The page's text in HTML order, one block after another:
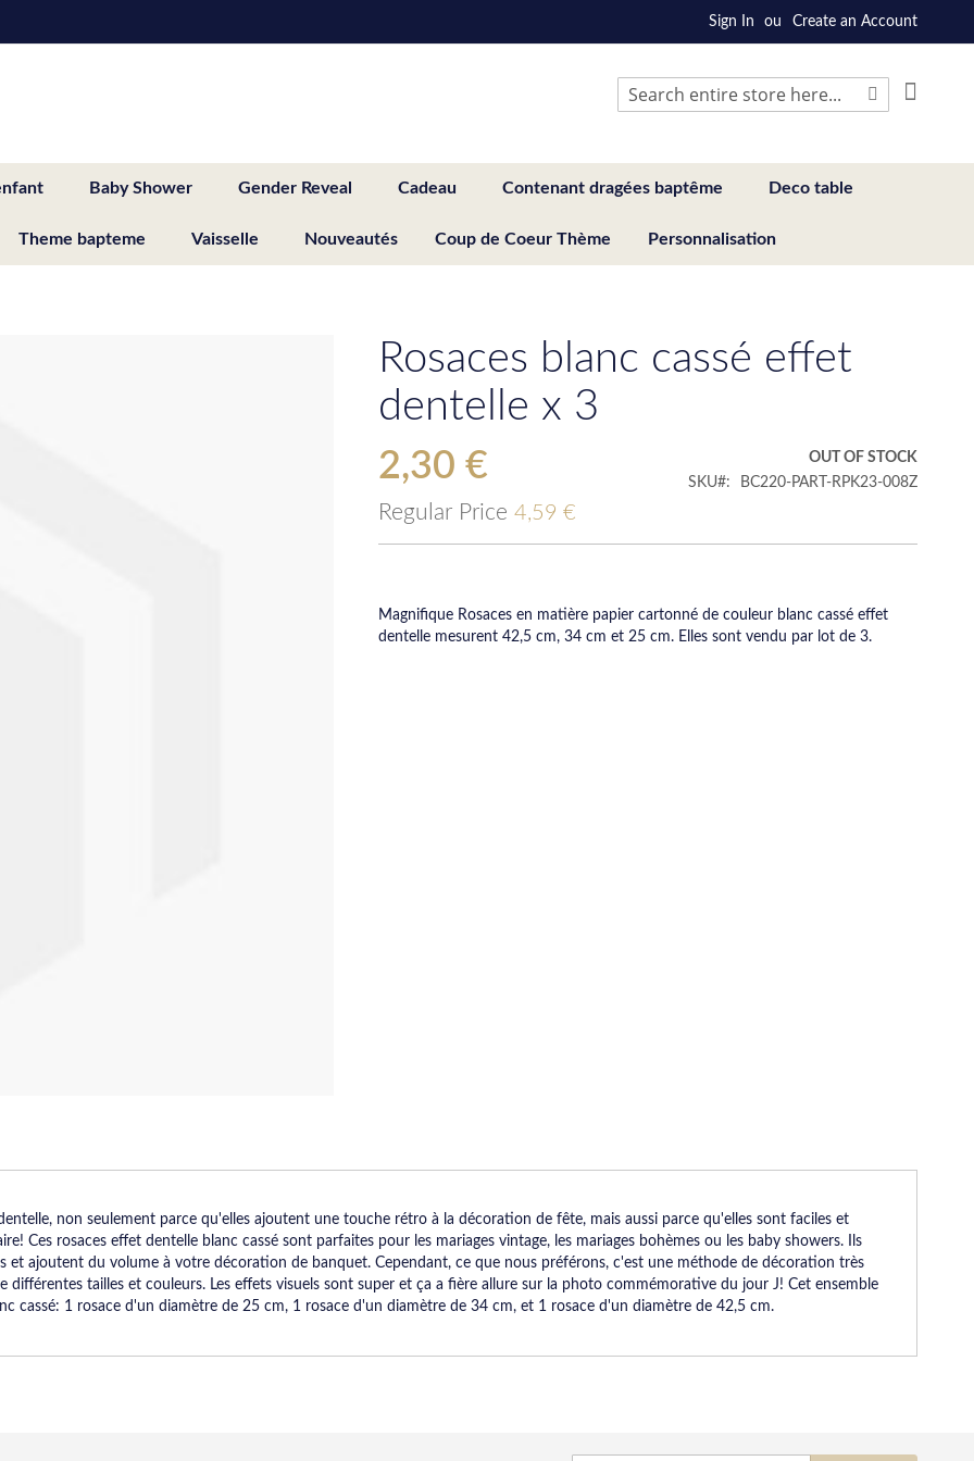
Sign In Create an Account
Search
Baby Shower Gender Reveal Cadeau Contenant dragées baptême Deco table
Theme bapteme Vaisselle Nouveautés Coup de Coeur Thème Personnalisation
Rosaces blanc cassé effet
dentelle x 3
Special
2,30 €
Regular Price 4,59 €
OUT OF STOCK
SKU
BC220-PART-RPK23-008Z
Magnifique Rosaces en matière papier cartonné de couleur blanc cassé effet
dentelle mesurent 42,5 cm, 34 cm et 25 cm. Elles sont vendu par lot de 3.
non seulement parce qu'elles ajoutent une touche rétro à la décoration de fête, mais aussi parce qu'elles sont faciles et
Ces rosaces effet dentelle blanc cassé sont parfaites pour les mariages vintage, les mariages bohèmes ou les baby showers. Ils
et ajoutent du volume à votre décoration de banquet. Cependant, ce que nous préférons, c'est une méthode de décoration très
différentes tailles et couleurs. Les effets visuels sont super et ça a fière allure sur la photo commémorative du jour J! Cet ensemble
cassé: 1 rosace d'un diamètre de 25 cm, 1 rosace d'un diamètre de 34 cm, et 1 rosace d'un diamètre de 42,5 cm.